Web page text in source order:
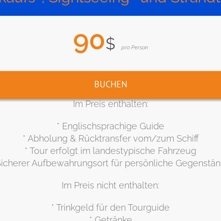
90$ pro Person
BUCHEN
Im Preis enthalten:
* Englischsprachige Guide
* Abholung & Rücktransfer vom/zum Schiff
* Tour erfolgt im landestypische Fahrzeug
Aufbewahrungsort für persönliche
Im Preis nicht enthalten:
* Trinkgeld für den Tourguide